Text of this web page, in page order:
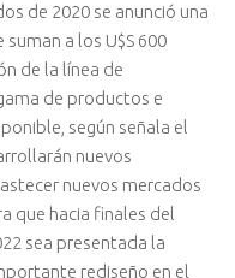
de 2020 se anunció una
suman a los U$S 600
de la línea de
de productos e
según señala el
nuevos
nuevos mercados
que hacia finales del
sea presentada la
rediseño en el